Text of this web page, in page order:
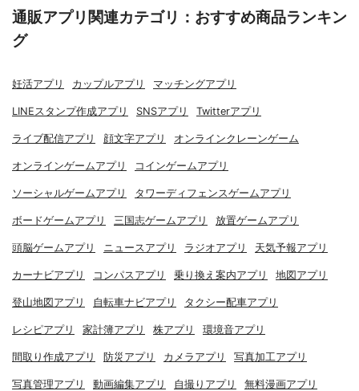
通販アプリ関連カテゴリ：おすすめ商品ランキン
グ
妊活アプリ カップルアプリ マッチングアプリ
LINEスタンプ作成アプリ SNSアプリ Twitterアプリ
ライブ配信アプリ 顔文字アプリ オンラインクレーンゲーム
オンラインゲームアプリ コインゲームアプリ
ソーシャルゲームアプリ タワーディフェンスゲームアプリ
ボードゲームアプリ 三国志ゲームアプリ 放置ゲームアプリ
頭脳ゲームアプリ ニュースアプリ ラジオアプリ 天気予報アプリ
カーナビアプリ コンパスアプリ 乗り換え案内アプリ 地図アプリ
登山地図アプリ 自転車ナビアプリ タクシー配車アプリ
レシピアプリ 家計簿アプリ 株アプリ 環境音アプリ
間取り作成アプリ 防災アプリ カメラアプリ 写真加工アプリ
写真管理アプリ 動画編集アプリ 自撮りアプリ 無料漫画アプリ